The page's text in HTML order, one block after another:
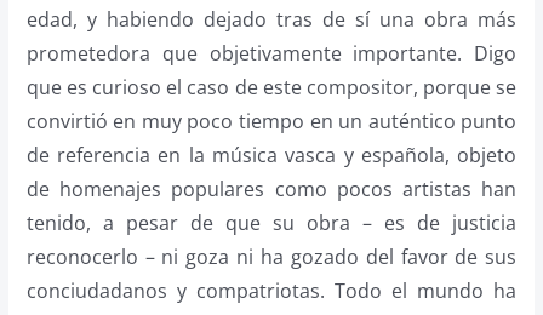
edad, y habiendo dejado tras de sí una obra más
prometedora que objetivamente importante. Digo
que es curioso el caso de este compositor, porque se
convirtió en muy poco tiempo en un auténtico punto
de referencia en la música vasca y española, objeto
de homenajes populares como pocos artistas han
tenido, a pesar de que su obra – es de justicia
reconocerlo – ni goza ni ha gozado del favor de sus
conciudadanos y compatriotas. Todo el mundo ha